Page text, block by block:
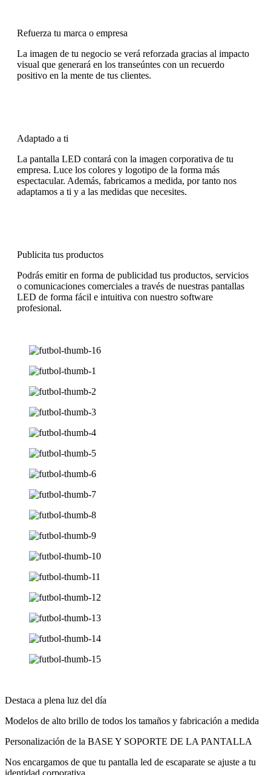
Refuerza tu marca o empresa
La imagen de tu negocio se verá reforzada gracias al impacto
visual que generará en los transeúntes con un recuerdo
positivo en la mente de tus clientes.
Adaptado a ti
La pantalla LED contará con la imagen corporativa de tu
empresa. Luce los colores y logotipo de la forma más
espectacular. Además, fabricamos a medida, por tanto nos
adaptamos a ti y a las medidas que necesites.
Publicita tus productos
Podrás emitir en forma de publicidad tus productos, servicios
o comunicaciones comerciales a través de nuestras pantallas
LED de forma fácil e intuitiva con nuestro software
profesional.
Destaca a plena luz del día​
Modelos de alto brillo de todos los tamaños y fabricación a medida
Personalización de la BASE Y SOPORTE DE LA PANTALLA
Nos encargamos de que tu pantalla led de escaparate se ajuste a tu
identidad corporativa